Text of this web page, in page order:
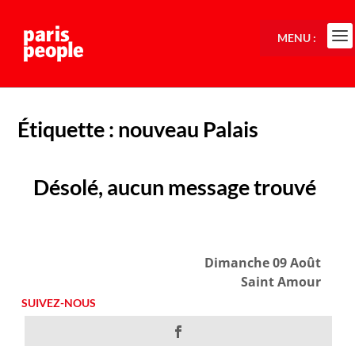
Étiquette : nouveau Palais
Désolé, aucun message trouvé
Dimanche 09 Août
Saint Amour
SUIVEZ-NOUS
MENU :